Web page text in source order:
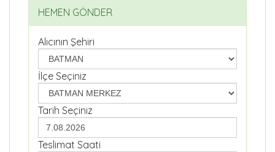
HEMEN GÖNDER
Alıcının Şehiri
İlçe Seçiniz
Tarih Seçiniz
Teslimat Saati